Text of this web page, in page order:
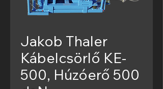
Jakob Thaler
Kábelcsörlő KE-
500, Húzóerő 500